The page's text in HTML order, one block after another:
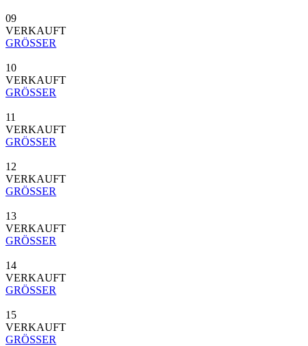
09
VERKAUFT
GRÖSSER
10
VERKAUFT
GRÖSSER
11
VERKAUFT
GRÖSSER
12
VERKAUFT
GRÖSSER
13
VERKAUFT
GRÖSSER
14
VERKAUFT
GRÖSSER
15
VERKAUFT
GRÖSSER